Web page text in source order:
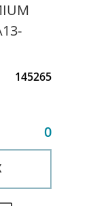
145265
0